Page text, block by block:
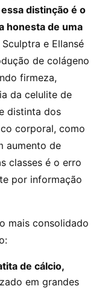
distinção é o
honesta de uma
Sculptra e Ellansé
de colágeno
firmeza,
da celulite de
distinta dos
corporal, como
aumento de
classes é o erro
por informação
mais consolidado
de cálcio,
em grandes